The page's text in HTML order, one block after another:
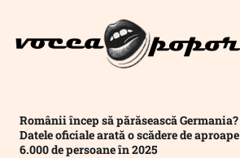
Românii încep să părăsească Germania?
Datele oficiale arată o scădere de aproape
6.000 de persoane în 2025